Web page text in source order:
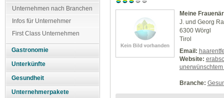
Unternehmen nach Branchen
Infos für Unternehmer
First Class Unternehmen
Gastronomie
Unterkünfte
Gesundheit
Unternehmerpakete
Meine
J. und Georg
6300 Wörgl
Tirol
Email:
Website:
Branche: